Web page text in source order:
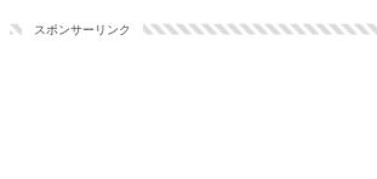
スポンサーリンク